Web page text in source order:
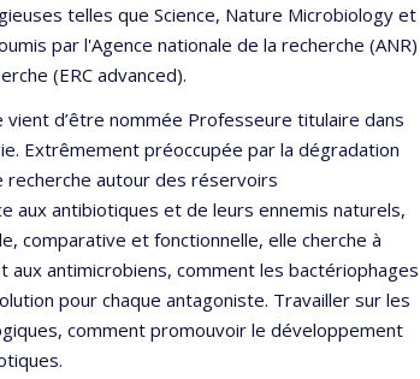
telles que Science, Nature Microbiology et
par l'Agence nationale de la recherche (ANR)
(ERC advanced).
d’être nommée Professeure titulaire dans
Extrêmement préoccupée par la dégradation
recherche autour des réservoirs
aux antibiotiques et de leurs ennemis naturels,
comparative et fonctionnelle, elle cherche à
antimicrobiens, comment les bactériophages
pour chaque antagoniste. Travailler sur les
comment promouvoir le développement